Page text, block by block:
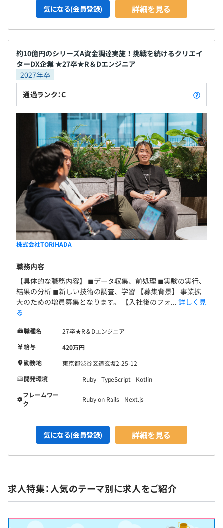
気になる(会員登録) 詳細を見る
約10億円のシリーズA資金調達実施！挑戦を続けるクリエイ
ターDX企業 ★27卒★R＆Dエンジニア
2027年卒
通過ランク：C
株式会社TORIHADA
職務内容
【具体的な職務内容】 ◼︎データ収集、前処理 ◼︎実験の実行、
結果の分析 ◼︎新しい技術の調査、学習 【募集背景】 事業拡
大のための増員募集となります。 【入社後のフォ... 詳しく見
る
職種名
27卒★R＆Dエンジニア
給与
420万円
勤務地
東京都渋谷区道玄坂2-25-12
開発環境
Ruby TypeScript
Kotlin
フレームワー
ク
Ruby on Rails Next.js
気になる(会員登録) 詳細を見る
求人特集：人気のテーマ別に求人をご紹介